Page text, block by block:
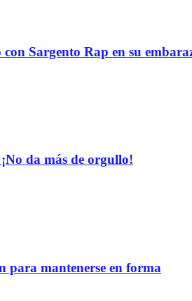
Sargento Rap en su
da más de orgullo!
para mantenerse en forma